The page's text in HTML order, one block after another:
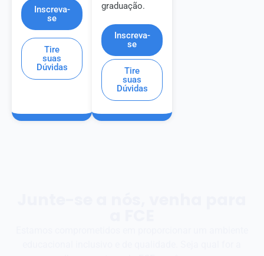
Inscreva-
se
Tire
suas
Dúvidas
Inscreva-
se
Tire
suas
Dúvidas
graduação.